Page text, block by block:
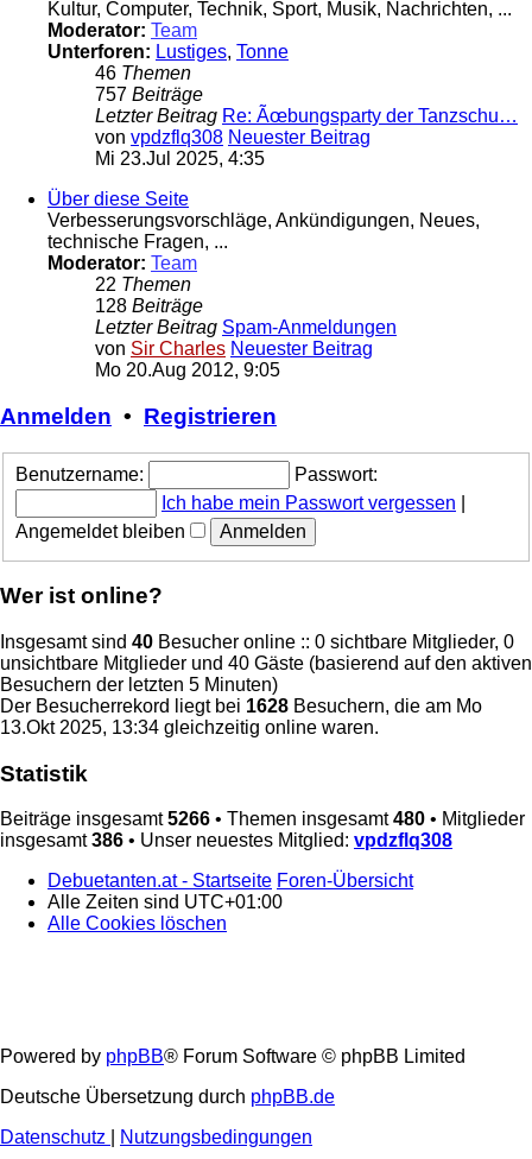
Kultur, Computer, Technik, Sport, Musik, Nachrichten, ...
Moderator: Team
Unterforen: Lustiges, Tonne
46 Themen
757 Beiträge
Letzter Beitrag Re: Ãœbungsparty der Tanzschu…
von vpdzflq308 Neuester Beitrag
Mi 23.Jul 2025, 4:35
Über diese Seite
Verbesserungsvorschläge, Ankündigungen, Neues,
technische Fragen, ...
Moderator: Team
22 Themen
128 Beiträge
Letzter Beitrag Spam-Anmeldungen
von Sir Charles Neuester Beitrag
Mo 20.Aug 2012, 9:05
Anmelden • Registrieren
Benutzername:
Passwort:
Ich habe mein Passwort vergessen
Angemeldet bleiben
Wer ist online?
Insgesamt sind 40 Besucher online :: 0 sichtbare Mitglieder, 0
unsichtbare Mitglieder und 40 Gäste (basierend auf den aktiven
Besuchern der letzten 5 Minuten)
Der Besucherrekord liegt bei 1628 Besuchern, die am Mo
13.Okt 2025, 13:34 gleichzeitig online waren.
Statistik
Beiträge insgesamt5266 • Themen insgesamt480 • Mitglieder
insgesamt386 • Unser neuestes Mitglied: vpdzflq308
Debuetanten.at - Startseite Foren-Übersicht
Alle Zeiten sind UTC+01:00
Alle Cookies löschen
Powered by phpBB® Forum Software © phpBB Limited
Deutsche Übersetzung durch phpBB.de
Datenschutz
Nutzungsbedingungen